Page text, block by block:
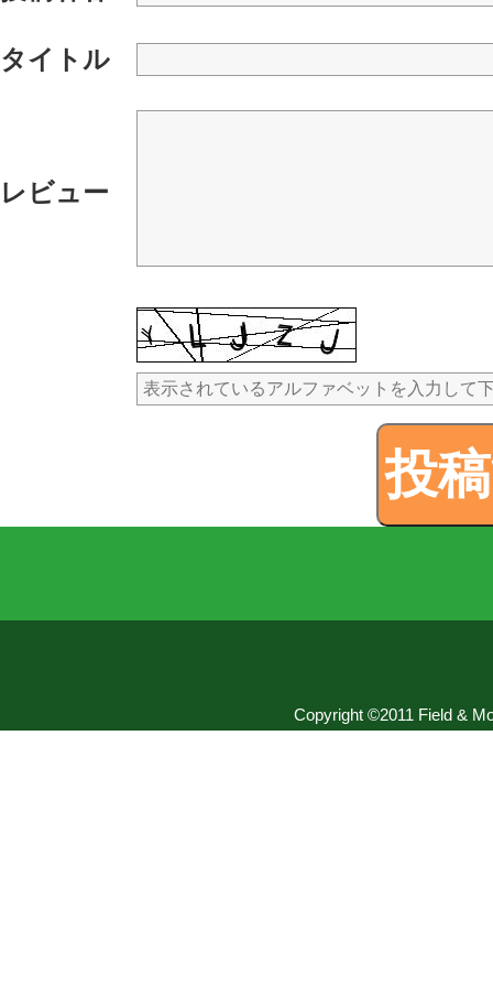
タイトル
レビュー
Copyright ©2011 Field &